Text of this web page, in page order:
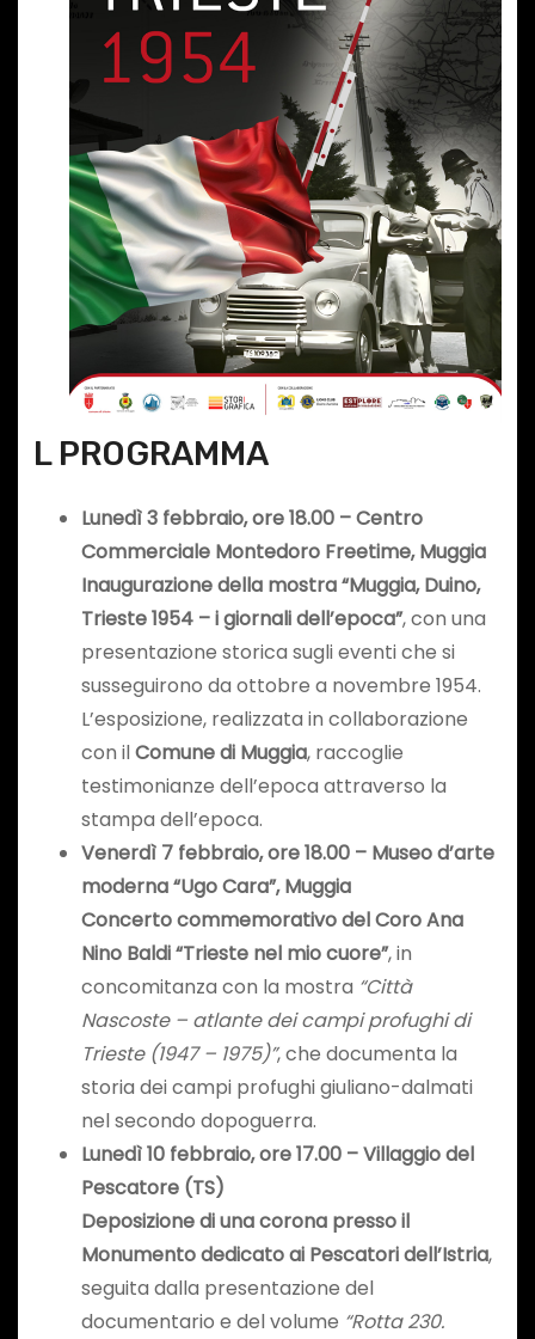
L PROGRAMMA
Lunedì 3 febbraio, ore 18.00 – Centro
Commerciale Montedoro Freetime, Muggia
Inaugurazione della mostra “Muggia, Duino,
Trieste 1954 – i giornali dell’epoca”, con una
presentazione storica sugli eventi che si
susseguirono da ottobre a novembre 1954.
L’esposizione, realizzata in collaborazione
con ilComune di Muggia, raccoglie
testimonianze dell’epoca attraverso la
stampa dell’epoca.
Venerdì 7 febbraio, ore 18.00 – Museo d’arte
moderna “Ugo Cara”, Muggia
Concerto commemorativo del Coro Ana
Nino Baldi “Trieste nel mio cuore”, in
concomitanza con la mostra “Città
Nascoste – atlante dei campi profughi di
Trieste (1947 – 1975)”, che documenta la
storia dei campi profughi giuliano-dalmati
nel secondo dopoguerra.
Lunedì 10 febbraio, ore 17.00 – Villaggio del
Pescatore (TS)
Deposizione di una corona presso il
Monumento dedicato ai Pescatori dell’Istria,
seguita dalla presentazione del
documentario e del volume “Rotta 230.